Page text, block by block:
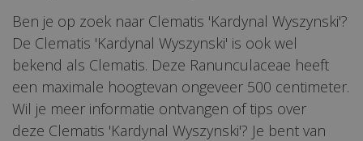
Ben je op zoek naar Clematis 'Kardynal Wyszynski'?
De Clematis 'Kardynal Wyszynski' is ook wel
bekend als Clematis. Deze Ranunculaceae heeft
een maximale hoogtevan ongeveer 500 centimeter.
Wil je meer informatie ontvangen of tips over
deze Clematis 'Kardynal Wyszynski'? Je bent van